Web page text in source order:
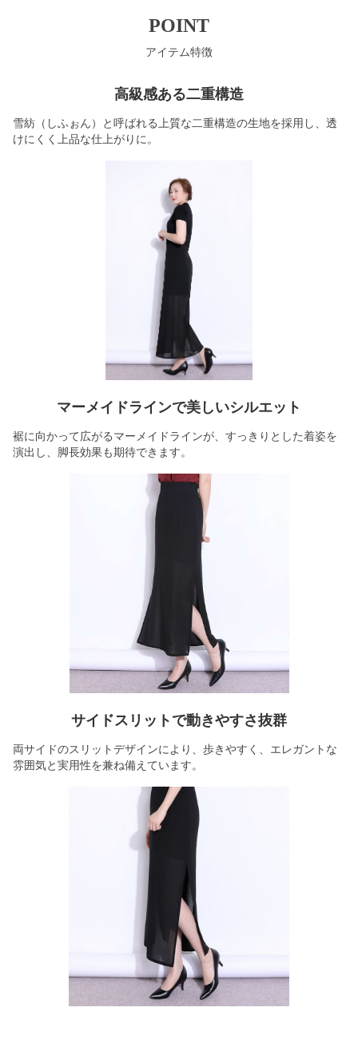
POINT
アイテム特徴
高級感ある二重構造
雪紡（しふぉん）と呼ばれる上質な二重構造の生地を採用し、透
けにくく上品な仕上がりに。
マーメイドラインで美しいシルエット
裾に向かって広がるマーメイドラインが、すっきりとした着姿を
演出し、脚長効果も期待できます。
サイドスリットで動きやすさ抜群
両サイドのスリットデザインにより、歩きやすく、エレガントな
雰囲気と実用性を兼ね備えています。